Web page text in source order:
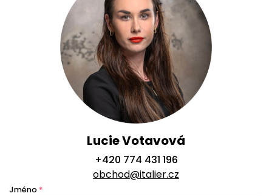
Lucie Votavová
+420 774 431 196
obchod@italier.cz
Jméno *